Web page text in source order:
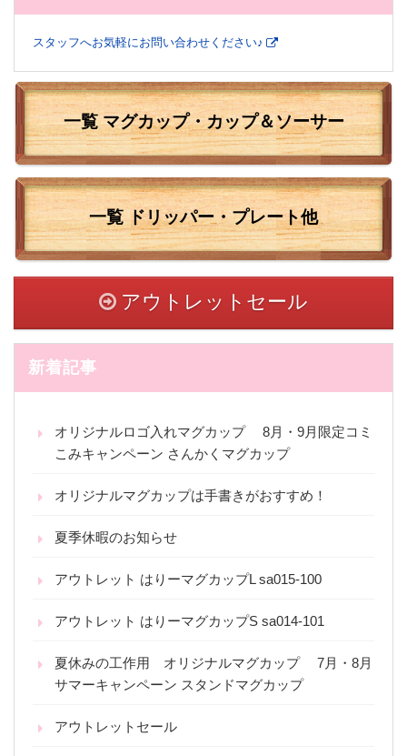
スタッフへお気軽にお問い合わせください♪
一覧 マグカップ・カップ＆ソーサー
一覧ドリッパー・プレート他
アウトレットセール
新着記事
オリジナルロゴ入れマグカップ 8月・9月限定コミ
こみキャンペーン さんかくマグカップ
オリジナルマグカップは手書きがおすすめ！
夏季休暇のお知らせ
アウトレット はりーマグカップL sa015-100
アウトレット はりーマグカップS sa014-101
夏休みの工作用 オリジナルマグカップ 7月・8月
サマーキャンペーン スタンドマグカップ
アウトレットセール